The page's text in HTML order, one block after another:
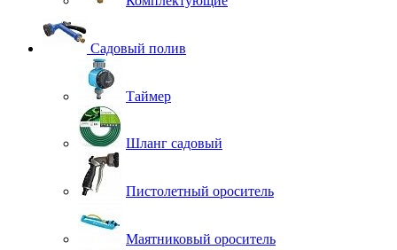
Садовый полив
Таймер
Шланг садовый
Пистолетный ороситель
Маятниковый ороситель